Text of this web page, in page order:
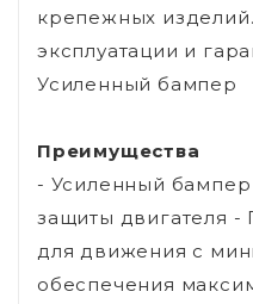
крепежных
эксплуатации и
Усиленный бампер
Преимущества
- Усиленный бампер
защиты двигателя
для движения с
обеспечения